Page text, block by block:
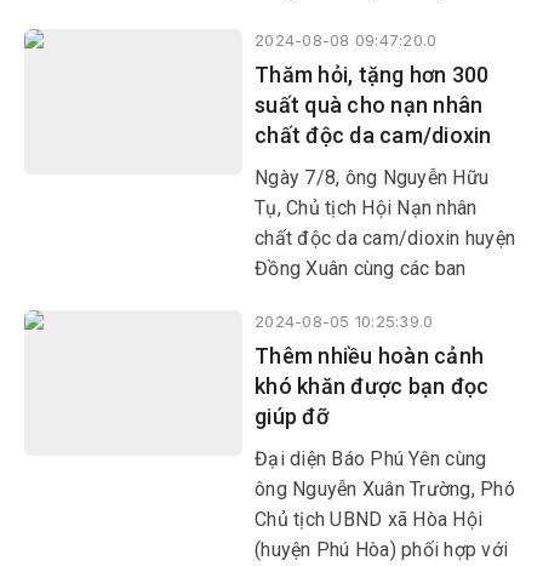
cảnh đặc biệt khó khăn, bệnh
tật hiểm nghèo ở các huyện
Phú Hòa, Tây Hòa, TX Đông
Hòa và TP Tuy Hòa.
2024-08-08 09:47:20.0
Thăm hỏi, tặng hơn 300
suất quà cho nạn nhân
chất độc da cam/dioxin
Ngày 7/8, ông Nguyễn Hữu
Tụ, Chủ tịch Hội Nạn nhân
chất độc da cam/dioxin huyện
Đồng Xuân cùng các ban
thăm hỏi, động viên và trao
109 suất tiền mặt
2024-08-05 10:25:39.0
Thêm nhiều hoàn cảnh
khó khăn được bạn đọc
giúp đỡ
Đại diện Báo Phú Yên cùng
ông Nguyễn Xuân Trường, Phó
Chủ tịch UBND xã Hòa Hội
(huyện Phú Hòa) phối hợp với